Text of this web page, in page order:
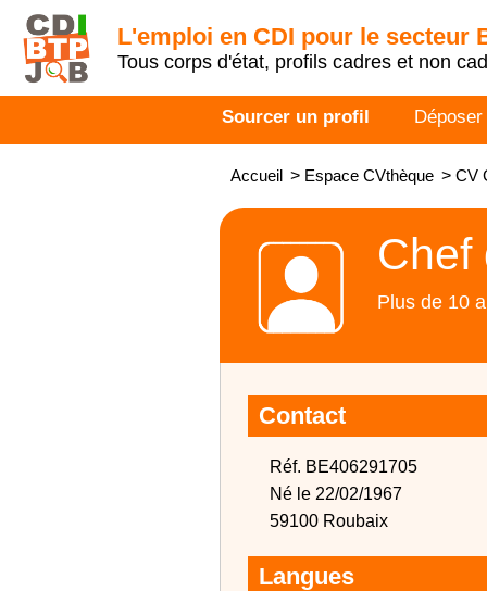
L'emploi en CDI pour le secteur
Tous corps d'état, profils cadres et non
Sourcer un profil
Accueil > Espace CVthèque > CV
Chef
Plus de 10
Contact
Réf. BE406291705
Né le 22/02/1967
59100 Roubaix
Langues